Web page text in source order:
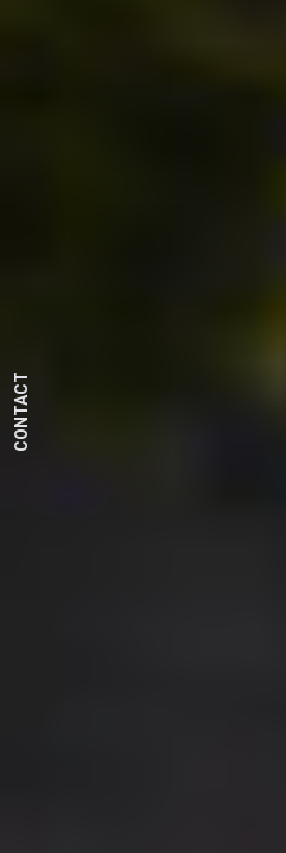
CONTACT